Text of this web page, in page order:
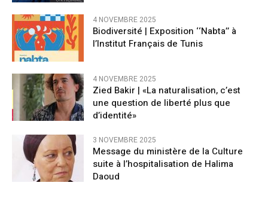
4 NOVEMBRE 2025
Biodiversité | Exposition ‘‘Nabta’’ à
l’Institut Français de Tunis
4 NOVEMBRE 2025
Zied Bakir | «La naturalisation, c’est
une question de liberté plus que
d’identité»
3 NOVEMBRE 2025
Message du ministère de la Culture
suite à l’hospitalisation de Halima
Daoud